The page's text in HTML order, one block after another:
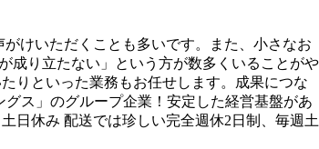
けいただくことも多いです。また、小さなお
成り立たない」という方が数多くいることがや
りといった業務もお任せします。成果につな
ス」のグループ企業！安定した経営基盤があ
日休み 配送では珍しい完全週休2日制、毎週土